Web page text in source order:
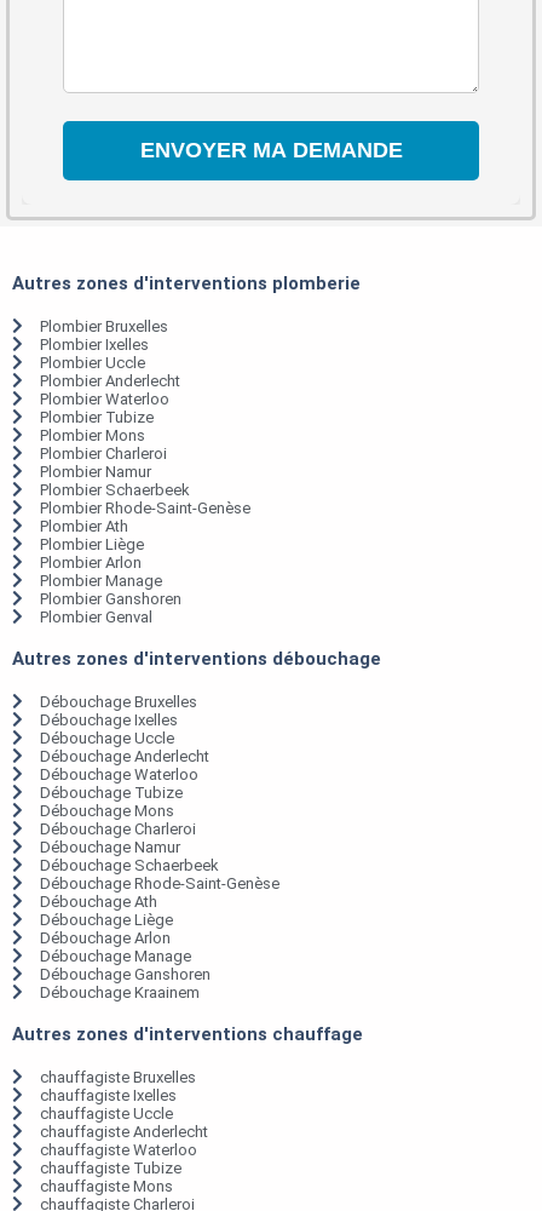
Autres zones d'interventions plomberie
Plombier Bruxelles
Plombier Ixelles
Plombier Uccle
Plombier Anderlecht
Plombier Waterloo
Plombier Tubize
Plombier Mons
Plombier Charleroi
Plombier Namur
Plombier Schaerbeek
Plombier Rhode-Saint-Genèse
Plombier Ath
Plombier Liège
Plombier Arlon
Plombier Manage
Plombier Ganshoren
Plombier Genval
Autres zones d'interventions débouchage
Débouchage Bruxelles
Débouchage Ixelles
Débouchage Uccle
Débouchage Anderlecht
Débouchage Waterloo
Débouchage Tubize
Débouchage Mons
Débouchage Charleroi
Débouchage Namur
Débouchage Schaerbeek
Débouchage Rhode-Saint-Genèse
Débouchage Ath
Débouchage Liège
Débouchage Arlon
Débouchage Manage
Débouchage Ganshoren
Débouchage Kraainem
Autres zones d'interventions chauffage
chauffagiste Bruxelles
chauffagiste Ixelles
chauffagiste Uccle
chauffagiste Anderlecht
chauffagiste Waterloo
chauffagiste Tubize
chauffagiste Mons
chauffagiste Charleroi